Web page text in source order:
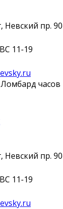
Невский пр.
11-19
Ломбард
Невский пр.
11-19